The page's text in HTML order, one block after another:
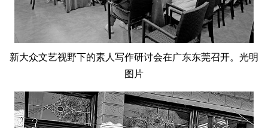
新大众文艺视野下的素人写作研讨会在广东东莞召开。光明
图片